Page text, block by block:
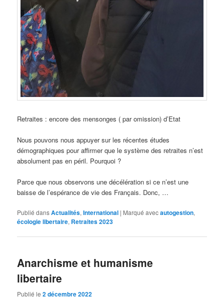
Retraites : encore des mensonges ( par omission) d’Etat
Nous pouvons nous appuyer sur les récentes études
démographiques pour affirmer que le système des retraites n’est
absolument pas en péril. Pourquoi ?
Parce que nous observons une décélération si ce n’est une
baisse de l’espérance de vie des Français. Donc, …
Publié dansActualités,International | Marqué avecautogestion,
écologie libertaire, Retraites 2023
Anarchisme et humanisme
libertaire
Publié le2 décembre 2022